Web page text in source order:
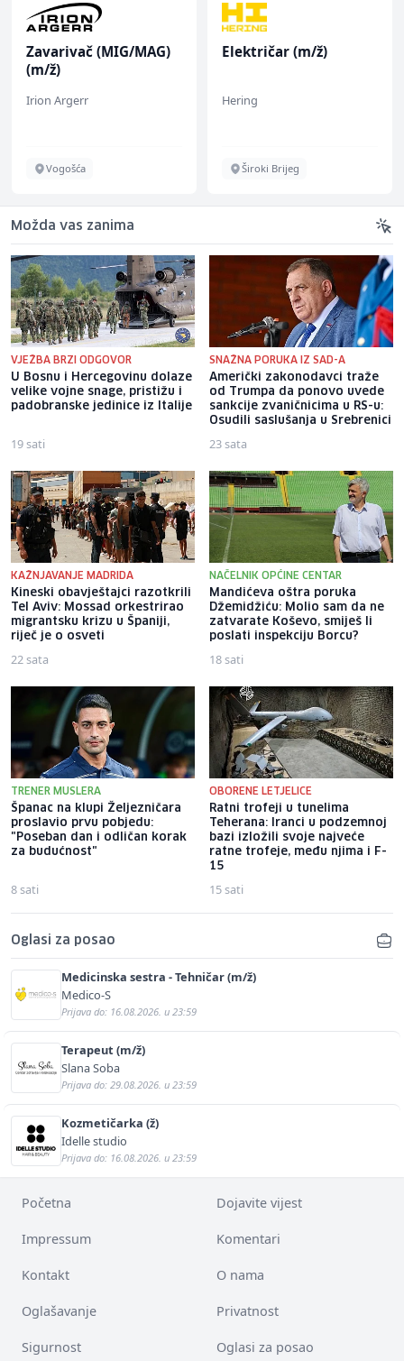
Zavarivač (MIG/MAG)
(m/ž)
Irion Argerr
Vogošća
Električar (m/ž)
Hering
Široki Brijeg
Možda vas zanima
VJEŽBA BRZI ODGOVOR
U Bosnu i Hercegovinu dolaze
velike vojne snage, pristižu i
padobranske jedinice iz Italije
19 sati
SNAŽNA PORUKA IZ SAD-A
Američki zakonodavci traže
od Trumpa da ponovo uvede
sankcije zvaničnicima u RS-u:
Osudili saslušanja u Srebrenici
23 sata
KAŽNJAVANJE MADRIDA
Kineski obavještajci razotkrili
Tel Aviv: Mossad orkestrirao
migrantsku krizu u Španiji,
riječ je o osveti
22 sata
NAČELNIK OPĆINE CENTAR
Mandićeva oštra poruka
Džemidžiću: Molio sam da ne
zatvarate Koševo, smiješ li
poslati inspekciju Borcu?
18 sati
TRENER MUSLERA
Španac na klupi Željezničara
proslavio prvu pobjedu:
"Poseban dan i odličan korak
za budućnost"
8 sati
OBORENE LETJELICE
Ratni trofeji u tunelima
Teherana: Iranci u podzemnoj
bazi izložili svoje najveće
ratne trofeje, među njima i F-
15
15 sati
Oglasi za posao
Medicinska sestra - Tehničar (m/ž)
Medico-S
Prijava do: 16.08.2026. u 23:59
Terapeut (m/ž)
Slana Soba
Prijava do: 29.08.2026. u 23:59
Kozmetičarka (ž)
Idelle studio
Prijava do: 16.08.2026. u 23:59
Početna Dojavite vijest
Impressum Komentari
Kontakt O nama
Oglašavanje Privatnost
Sigurnost Oglasi za posao